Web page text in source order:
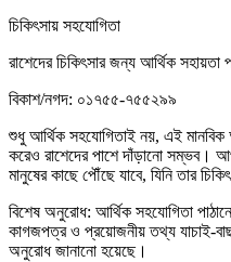
চিকিৎসায় সহযোগিতা
রাশেদের চিকিৎসার জন্য আর্থিক সহায়তা
বিকাশ/নগদ: ০১৭৫৫-৭৫৫২৯৯
শুধু আর্থিক সহযোগিতাই নয়, এই মানবিক
করেও রাশেদের পাশে দাঁড়ানো সম্ভব।
মানুষের কাছে পৌঁছে যাবে, যিনি তার
বিশেষ অনুরোধ: আর্থিক সহযোগিতা
কাগজপত্র ও প্রয়োজনীয় তথ্য যাচাই-
অনুরোধ জানানো হয়েছে।